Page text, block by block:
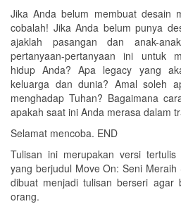
Jika Anda belum membuat desain
cobalah! Jika Anda belum punya
ajaklah pasangan dan anak-
pertanyaan-pertanyaan ini untuk
hidup Anda? Apa legacy yang
keluarga dan dunia? Amal soleh
menghadap Tuhan? Bagaimana
apakah saat ini Anda merasa dalam
Selamat mencoba. END
Tulisan ini merupakan versi
yang berjudul Move On: Seni
dibuat menjadi tulisan berseri agar
orang.